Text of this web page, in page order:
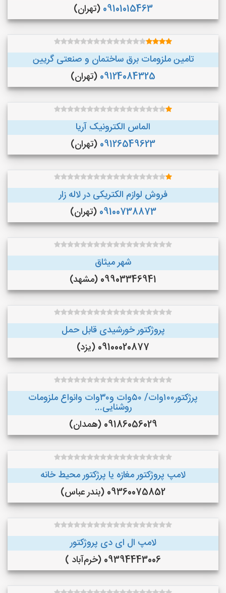
09101015463 (تهران)
تامین ملزومات برق ساختمان و صنعتی گریین
09124084325 (تهران)
الماس الکترونیک آریا
09126549623 (تهران)
فروش لوازم الکتریکی در لاله زار
09100738873 (تهران)
شهر میثاق
09903346941 (مشهد)
پروژکتور خورشیدی قابل حمل
09100020877 (یزد)
پرژکتور۱۰۰وات/ ۵۰وات و۳۰وات وانواع ملزومات
روشنایی...
09186056029 (همدان)
لامپ پروژکتور مغازه یا پرژکتور محیط خانه
09360075852 (بندر عباس)
لامپ ال ای دی پروژکتور
09394443006 (خرم‌آباد )